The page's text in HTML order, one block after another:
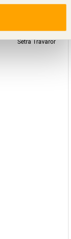
90x450
Setra Trävaror